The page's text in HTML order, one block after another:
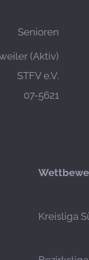
Senioren
(Aktiv)
STFV e.V.
07-5621
Kreisliga